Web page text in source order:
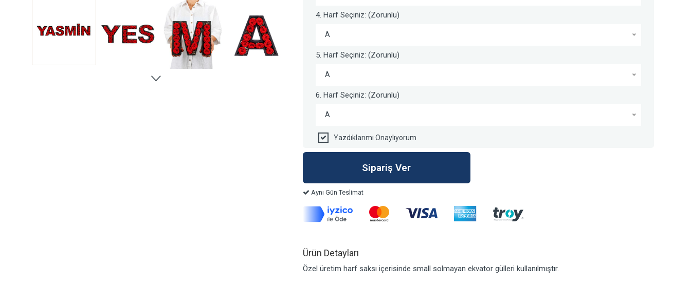
4. Harf Seçiniz: (Zorunlu)
A
5. Harf Seçiniz: (Zorunlu)
A
6. Harf Seçiniz: (Zorunlu)
A
Yazdıklarımı Onaylıyorum
Aynı Gün Teslimat
Ürün Detayları
Özel üretim harf saksı içerisinde small solmayan ekvator gülleri kullanılmıştır.